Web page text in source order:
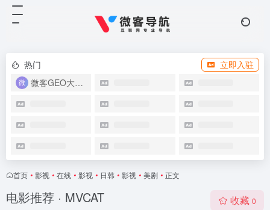
热门
立即入驻
微客GEO大模型优化系统
首页 • 影视 • 在线 • 影视 • 日韩 • 影视 • 美剧 • 正文
电影推荐 · MVCAT 收藏 0